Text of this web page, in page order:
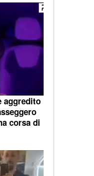
aggredito
corsa di